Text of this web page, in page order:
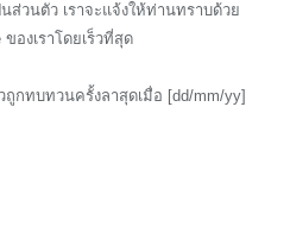
ส่วนตัว เราจะแจ้งให้ท่านทราบด้วย
องเราโดยเร็วที่สุด
กทบทวนครั้งลาสุดเมื่อ [dd/mm/yy]